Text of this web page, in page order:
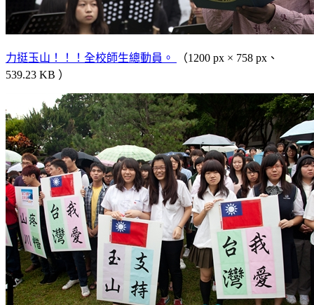
力挺玉山！！！全校師生總動員。
（1200 px × 758 px、
539.23 KB ）